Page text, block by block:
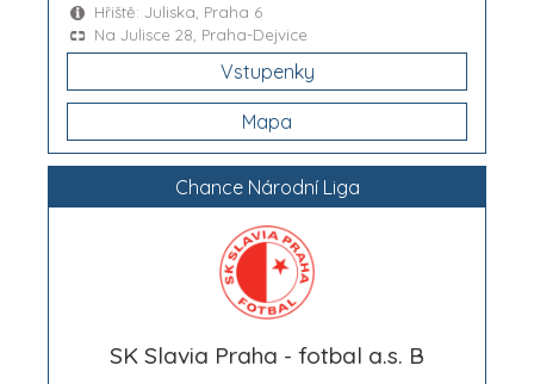
Hřiště: Juliska, Praha 6
Na Julisce 28, Praha-Dejvice
Vstupenky
Mapa
Chance Národní Liga
SK Slavia Praha - fotbal a.s. B